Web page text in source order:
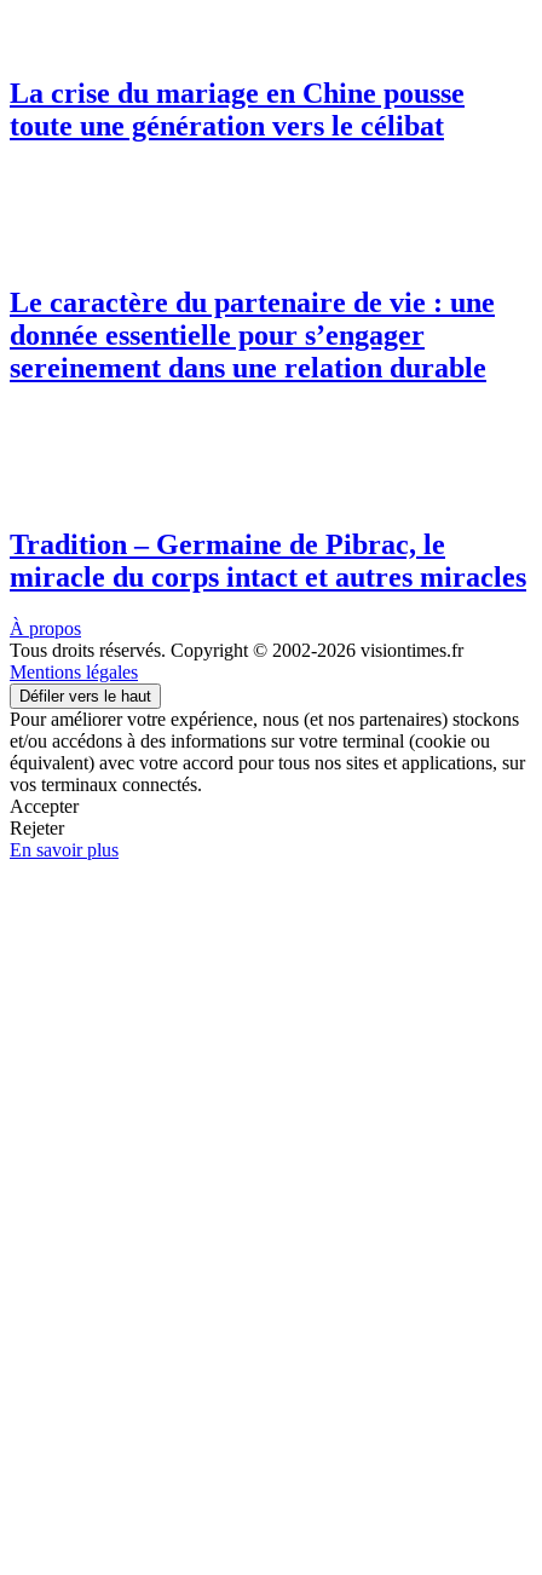
La crise du mariage en Chine pousse
toute une génération vers le célibat
Le caractère du partenaire de vie : une
donnée essentielle pour s’engager
sereinement dans une relation durable
Tradition – Germaine de Pibrac, le
miracle du corps intact et autres miracles
À propos
Tous droits réservés. Copyright © 2002-2026 visiontimes.fr
Mentions légales
Défiler vers le haut
Pour améliorer votre expérience, nous (et nos partenaires) stockons
et/ou accédons à des informations sur votre terminal (cookie ou
équivalent) avec votre accord pour tous nos sites et applications, sur
vos terminaux connectés.
Accepter
Rejeter
En savoir plus